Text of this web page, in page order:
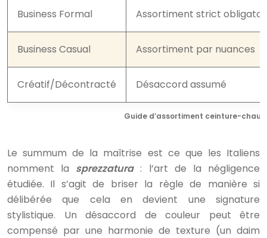
Guide d’assortiment ceinture-
Business Formal Assortiment strict
Business Casual Assortiment par nuances
Créatif/Décontracté Désaccord assumé
Le summum de la maîtrise est ce que les Italiens
nomment la sprezzatura: l’art de la négligence
étudiée. Il s’agit de briser la règle de manière si
délibérée que cela en devient une signature
stylistique. Un désaccord de couleur peut être
compensé par une harmonie de texture (un daim